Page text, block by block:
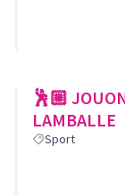
🕺🏼
LAMBALLE
Sport